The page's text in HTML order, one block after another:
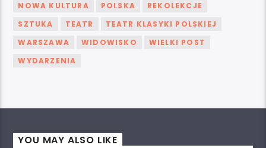
NOWA KULTURA
POLSKA
REKOLEKCJE
SZTUKA
TEATR
TEATR KLASYKI POLSKIEJ
WARSZAWA
WIDOWISKO
WIELKI POST
WYDARZENIA
YOU MAY ALSO LIKE